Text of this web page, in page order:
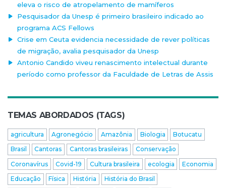
eleva o risco de atropelamento de mamíferos
Pesquisador da Unesp é primeiro brasileiro indicado ao
programa ACS Fellows
Crise em Ceuta evidencia necessidade de rever políticas
de migração, avalia pesquisador da Unesp
Antonio Candido viveu renascimento intelectual durante
período como professor da Faculdade de Letras de Assis
TEMAS ABORDADOS (TAGS)
agricultura Agronegócio Amazônia Biologia
Botucatu
Brasil
Cantoras Cantoras brasileiras
Conservação
Coronavírus
Covid-19 Cultura brasileira ecologia
Economia
Educação
Física História
História do Brasil